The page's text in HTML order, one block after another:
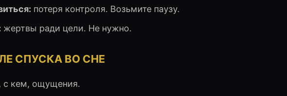
потеря контроля. Возьмите паузу.
жертвы ради цели. Не нужно.
СПУСКА ВО СНЕ
с кем, ощущения.